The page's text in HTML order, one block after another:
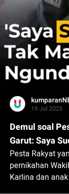
19 Jul 2025
Demul soal
Garut: Saya
Pesta Rakyat
pernikahan
Karlina dan